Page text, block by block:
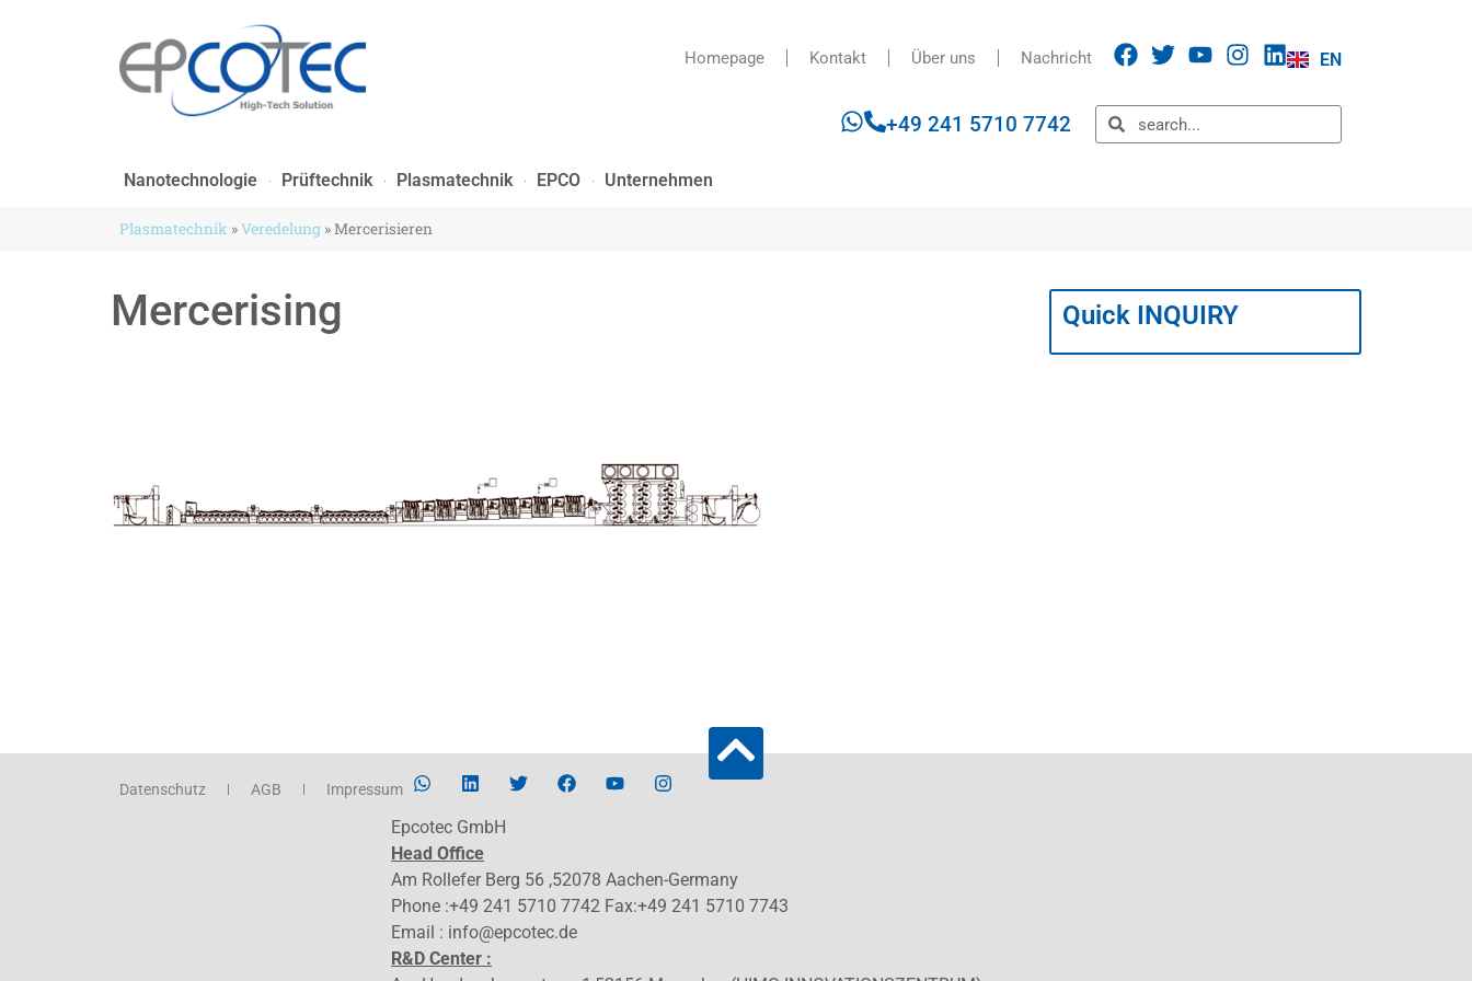
EN
Homepage Kontakt Über uns Nachricht
+49 241 5710 7742
Nanotechnologie Prüftechnik Plasmatechnik EPCO Unternehmen
Plasmatechnik »Veredelung »Mercerisieren
Mercerising Quick INQUIRY
Datenschutz AGB Impressum
Epcotec GmbH
Head Office
Am Rollefer Berg 56 ,52078 Aachen-Germany
Phone :+49 241 5710 7742 Fax:+49 241 5710 7743
Email : info@epcotec.de
R&D Center :